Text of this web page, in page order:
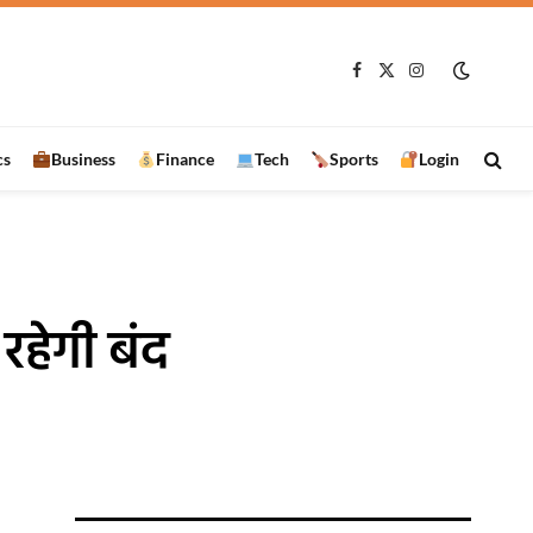
Facebook
X
Instagram
Business Finance Tech Sports Login
बंद